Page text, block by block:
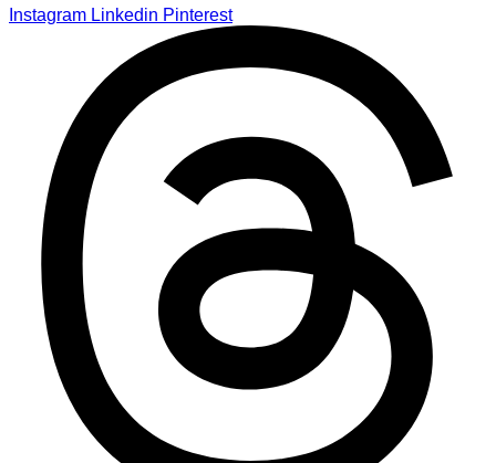
Instagram Linkedin Pinterest